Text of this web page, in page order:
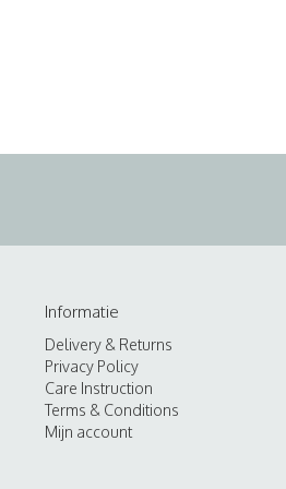
Informatie
Delivery & Returns
Privacy Policy
Care Instruction
Terms & Conditions
Mijn account